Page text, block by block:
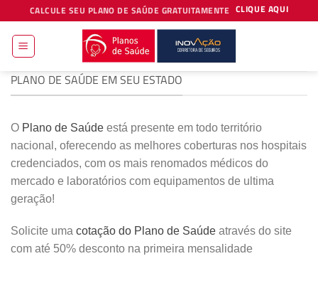
to
content
CALCULE SEU PLANO DE SAÚDE GRATUITAMENTE CLIQUE AQUI
PLANO DE SAÚDE EM SEU ESTADO
O Plano de Saúde está presente em todo território
nacional, oferecendo as melhores coberturas nos hospitais
credenciados, com os mais renomados médicos do
mercado e laboratórios com equipamentos de ultima
geração!
Solicite uma cotação do Plano de Saúde através do site
com até 50% desconto na primeira mensalidade